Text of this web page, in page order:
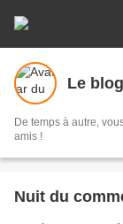
Le
De temps à autre,
amis !
Nuit du